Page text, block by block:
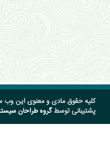
کلیه حقوق مادی و معنوی این
پشتیبانی توسطگروه طراحان